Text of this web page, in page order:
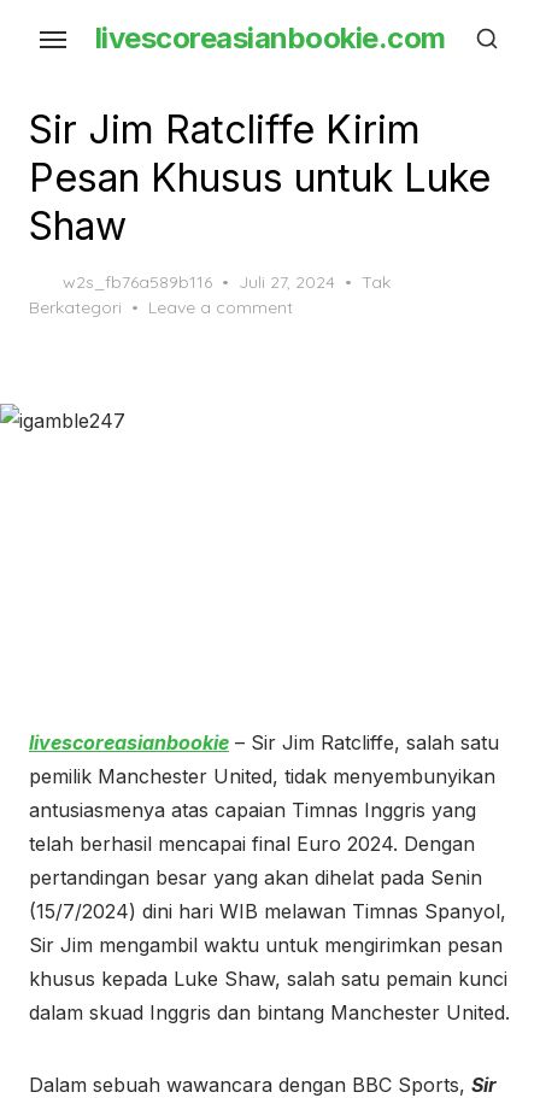
content
livescoreasianbookie.com
Sir Jim Ratcliffe Kirim
Pesan Khusus untuk Luke
Shaw
w2s_fb76a589b116
Posted
on
Juli 27, 2024
Tak
Berkategori
Leave a comment
livescoreasianbookie – Sir Jim Ratcliffe, salah satu
pemilik Manchester United, tidak menyembunyikan
antusiasmenya atas capaian Timnas Inggris yang
telah berhasil mencapai final Euro 2024. Dengan
pertandingan besar yang akan dihelat pada Senin
(15/7/2024) dini hari WIB melawan Timnas Spanyol,
Sir Jim mengambil waktu untuk mengirimkan pesan
khusus kepada Luke Shaw, salah satu pemain kunci
dalam skuad Inggris dan bintang Manchester United.
Dalam sebuah wawancara dengan BBC Sports, Sir